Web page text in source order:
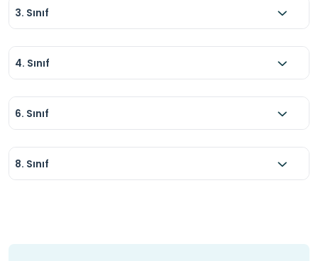
3. Sınıf
4. Sınıf
6. Sınıf
8. Sınıf